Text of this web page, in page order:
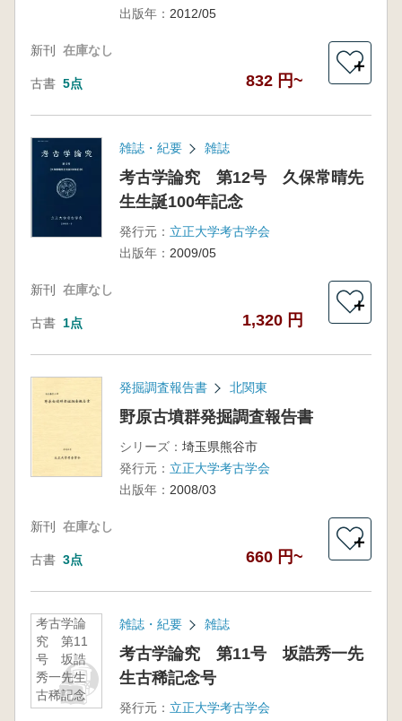
出版年： 2012/05
新刊 在庫なし
古書 5点 832 円~
＋
雑誌・紀要 雑誌
考古学論究 第12号 久保常晴先
生生誕100年記念
発行元： 立正大学考古学会
出版年： 2009/05
新刊 在庫なし
古書 1点 1,320 円
＋
発掘調査報告書 北関東
野原古墳群発掘調査報告書
シリーズ： 埼玉県熊谷市
発行元： 立正大学考古学会
出版年： 2008/03
新刊 在庫なし
古書 3点 660 円~
＋
考古学論
究 第11
号 坂誥
秀一先生
古稀記念
号
雑誌・紀要 雑誌
考古学論究 第11号 坂誥秀一先
生古稀記念号
発行元： 立正大学考古学会